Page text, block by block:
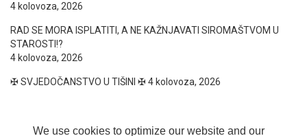
We use cookies to optimize our website and our
4 kolovoza, 2026
RAD SE MORA ISPLATITI, A NE KAŽNJAVATI SIROMAŠTVOM U
STAROSTI!?
4 kolovoza, 2026
✠ SVJEDOČANSTVO U TIŠINI ✠ 4 kolovoza, 2026